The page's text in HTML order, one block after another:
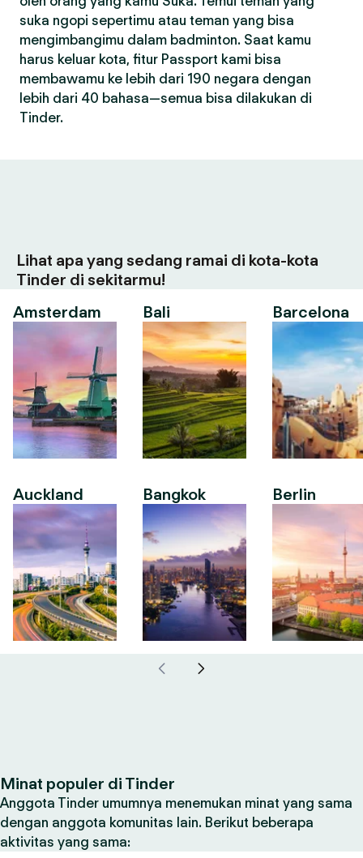
suka ngopi sepertimu atau teman yang bisa
mengimbangimu dalam badminton. Saat kamu
harus keluar kota, fitur Passport kami bisa
membawamu ke lebih dari 190 negara dengan
lebih dari 40 bahasa—semua bisa dilakukan di
Tinder.
Lihat apa yang sedang ramai di kota-kota
Tinder di sekitarmu!
Amsterdam
Auckland
Bali
Bangkok
Barcelona
Berlin
Minat populer di Tinder
Anggota Tinder umumnya menemukan minat yang sama
dengan anggota komunitas lain. Berikut beberapa
aktivitas yang sama: